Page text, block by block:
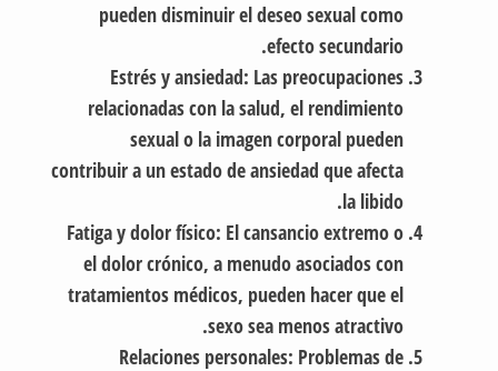
pueden disminuir el deseo sexual como
efecto secundario.
Estrés y ansiedad:Las preocupaciones
relacionadas con la salud, el rendimiento
sexual o la imagen corporal pueden
contribuir a un estado de ansiedad que afecta
la libido.
Fatiga y dolor físico:El cansancio extremo o
el dolor crónico, a menudo asociados con
tratamientos médicos, pueden hacer que el
sexo sea menos atractivo.
Relaciones personales:Problemas de